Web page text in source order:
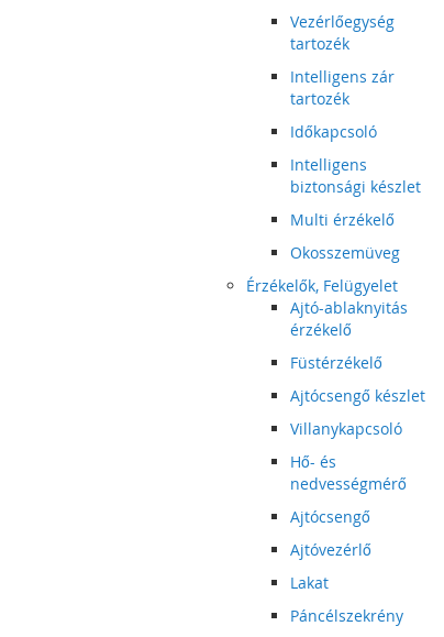
Vezérlőegység
tartozék
Intelligens zár
tartozék
Időkapcsoló
Intelligens
biztonsági készlet
Multi érzékelő
Okosszemüveg
Érzékelők, Felügyelet
Ajtó-ablaknyitás
érzékelő
Füstérzékelő
Ajtócsengő készlet
Villanykapcsoló
Hő- és
nedvességmérő
Ajtócsengő
Ajtóvezérlő
Lakat
Páncélszekrény